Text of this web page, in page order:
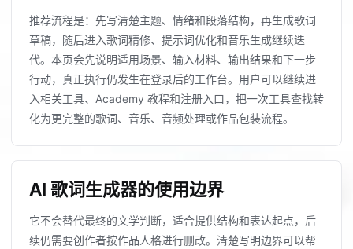
推荐流程是：先写清楚主题、情绪和段落结构，再生成歌词
草稿，随后进入歌词精修、提示词优化和音乐生成继续迭
代。本页会先说明适用场景、输入材料、输出结果和下一步
行动，真正执行仍发生在登录后的工作台。用户可以继续进
入相关工具、Academy 教程和注册入口，把一次工具查找转
化为更完整的歌词、音乐、音频处理或作品包装流程。
AI 歌词生成器的使用边界
它不会替代最终的文学判断，适合提供结构和表达起点，后
续仍需要创作者按作品人格进行删改。清楚写明边界可以帮